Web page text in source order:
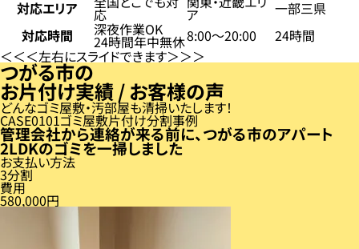
対応エリア
応 ア
一部三県
対応時間
深夜作業OK
24時間年中無休8:00〜20:00
24時間
左右にスライドできます
つがる市の
お片付け実績 / お客様の声
どんなゴミ屋敷・汚部屋も清掃いたします！
CASE 01ゴミ屋敷片付け分割事例
管理会社から連絡が来る前に、つがる市のアパート
2LDKのゴミを一掃しました
お支払い方法
3分割
費用
580,000円